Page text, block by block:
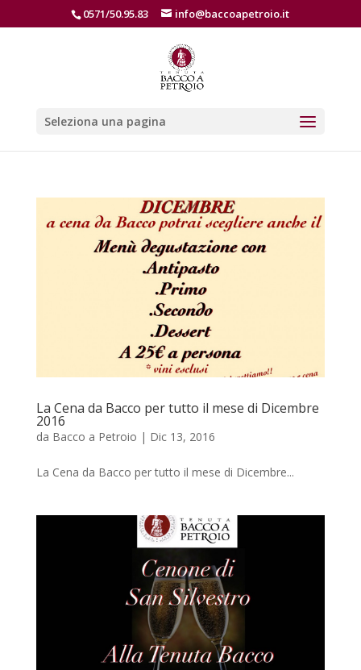
0571/50.95.83 info@baccoapetroio.it
Seleziona una pagina
La Cena da Bacco per tutto il mese di Dicembre
2016
da Bacco a Petroio | Dic 13, 2016
La Cena da Bacco per tutto il mese di Dicembre...